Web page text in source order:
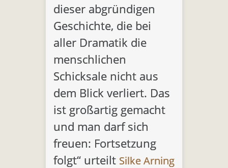
dieser abgründigen
Geschichte, die bei
aller Dramatik die
menschlichen
Schicksale nicht aus
dem Blick verliert. Das
ist großartig gemacht
und man darf sich
freuen: Fortsetzung
folgt“ urteilt Silke Arning